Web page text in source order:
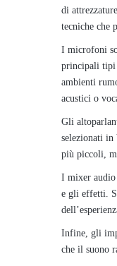
di
tecniche che
I microfoni
principali tipi
ambienti
acustici o
Gli
selezionati in
più piccoli,
I mixer
e gli effetti.
Infine, gli
che il suono